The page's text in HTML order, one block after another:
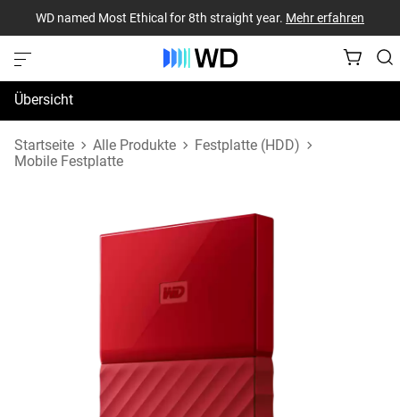
WD named Most Ethical for 8th straight year. Mehr erfahren
Übersicht
Technische Daten
Startseite Alle Produkte
Festplatte (HDD)
Mobile Festplatte